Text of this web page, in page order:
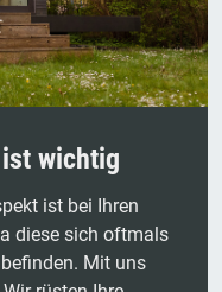
wichtig
ist bei Ihren
diese sich oftmals
Mit uns